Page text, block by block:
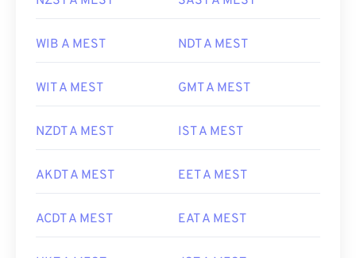
WIB A MEST NDT A MEST
WIT A MEST GMT A MEST
NZDT A MEST IST A MEST
AKDT A MEST EET A MEST
ACDT A MEST EAT A MEST